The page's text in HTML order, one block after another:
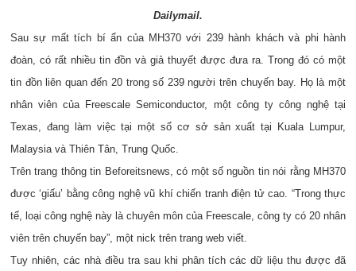
Dailymail.
Sau sự mất tích bí ẩn của MH370 với 239 hành khách và phi hành
đoàn, có rất nhiều tin đồn và giả thuyết được đưa ra. Trong đó có một
tin đồn liên quan đến 20 trong số 239 người trên chuyến bay. Họ là một
nhân viên của Freescale Semiconductor, một công ty công nghệ tại
Texas, đang làm việc tại một số cơ sở sản xuất tại Kuala Lumpur,
Malaysia và Thiên Tân, Trung Quốc.
Trên trang thông tin Beforeitsnews, có một số nguồn tin nói rằng MH370
được ‘giấu’ bằng công nghệ vũ khí chiến tranh điện tử cao. “Trong thực
tế, loại công nghệ này là chuyên môn của Freescale, công ty có 20 nhân
viên trên chuyến bay”, một nick trên trang web viết.
Tuy nhiên, các nhà điều tra sau khi phân tích các dữ liệu thu được đã